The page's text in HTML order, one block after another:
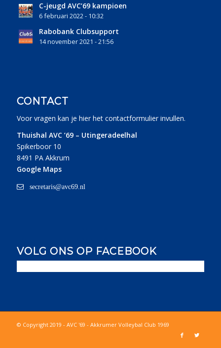
C-jeugd AVC’69 kampioen
6 februari 2022 - 10:32
Rabobank Clubsupport
14 november 2021 - 21:56
CONTACT
Voor vragen kan je hierhet contactformulier invullen.
Thuishal AVC ’69 – Utingeradeelhal
Spikerboor 10
8491 PA Akkrum
Google Maps
secretaris@avc69.nl
VOLG ONS OP FACEBOOK
© Copyright 2019 - AVC '69 - Akkrumer Volleybal Club 1969